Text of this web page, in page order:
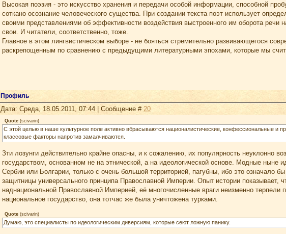
Высокая поэзия - это искусство хранения и передачи особой информации, способной
соткано осознание человеческого существа. При создании текста поэт использует
своими представлениями об эффективности воздействия выстроенного им оборота речи
свои. И читатели, соответственно, тоже.
Главное в этом лингвистическом выборе - не бояться стремительно развивающегося
раскрепощенным по сравнению с предыдущими литературными эпохами, которые мы
Профиль
Дата: Среда, 18.05.2011, 07:44 | Сообщение # 20
Quote (scivarin)
С этой целью в наше культурное поле активно вбрасываются националистические, конфессиональные
классовые факторы напротив замалчиваются.
Зти лозунги действительно крайне опасны, и к сожалению, их популярность неуклонно
государством, основанном не на этнической, а на идеологической основе. Модные ныне
Сербии или Болгарии, только с очень большой территорией, пагубны, ибо это означало
защитницы универсального принципа Православной Империи. Опыт истории показывает,
наднациональной Православной Империей, её многочисленные враги неизменно терпели
национальное государство, она тотчас же была уничтожена турками.
Quote (scivarin)
Думаю, это специалисты по идеологическим диверсиям, которые сеют ложную панику.